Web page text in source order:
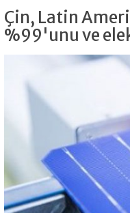
Çin, Latin
%99'unu ve